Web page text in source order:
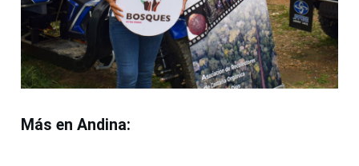
Más en Andina: